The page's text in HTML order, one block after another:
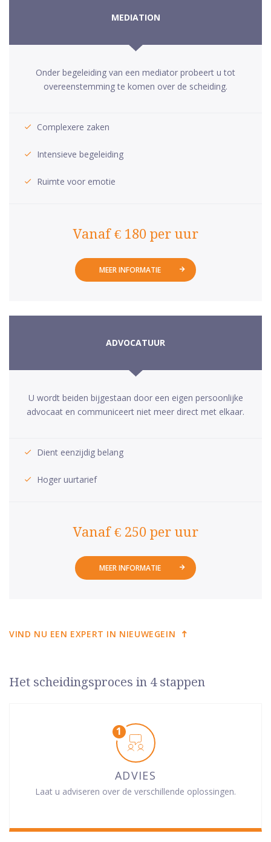
MEDIATION
Onder begeleiding van een mediator probeert u tot
overeenstemming te komen over de scheiding.
Complexere zaken
Intensieve begeleiding
Ruimte voor emotie
Vanaf € 180 per uur
MEER INFORMATIE
ADVOCATUUR
U wordt beiden bijgestaan door een eigen persoonlijke
advocaat en communiceert niet meer direct met elkaar.
Dient eenzijdig belang
Hoger uurtarief
Vanaf € 250 per uur
MEER INFORMATIE
VIND NU EEN EXPERT IN NIEUWEGEIN
Het scheidingsproces in 4 stappen
ADVIES
Laat u adviseren over de verschillende oplossingen.